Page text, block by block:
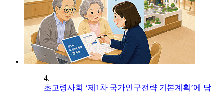
4.
초고령사회 ‘제1차 국가인구전략 기본계획’에 담